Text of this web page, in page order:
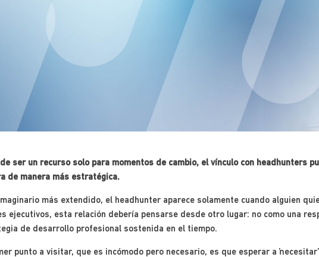
ser un recurso solo para momentos de cambio, el vínculo con headhunters
de manera más estratégica.
más extendido, el headhunter aparece solamente cuando alguien
ejecutivos, esta relación debería pensarse desde otro lugar: no como una
de desarrollo profesional sostenida en el tiempo.
punto a visitar, que es incómodo pero necesario, es que esperar a